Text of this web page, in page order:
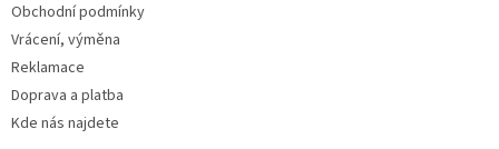
Obchodní podmínky
Vrácení, výměna
Reklamace
Doprava a platba
Kde nás najdete